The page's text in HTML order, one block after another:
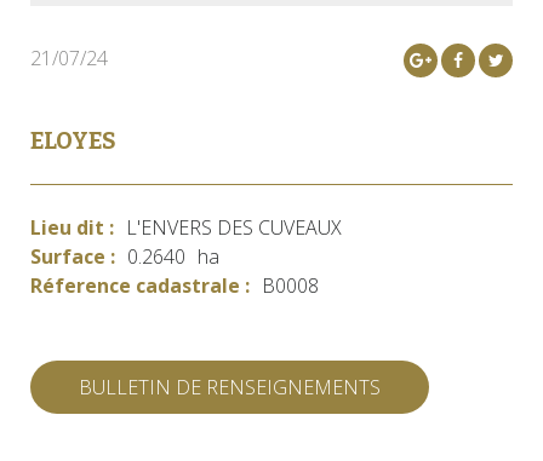
21/07/24
ELOYES
Lieu dit : L'ENVERS DES CUVEAUX
Surface : 0.2640 ha
Réference cadastrale : B0008
BULLETIN DE RENSEIGNEMENTS